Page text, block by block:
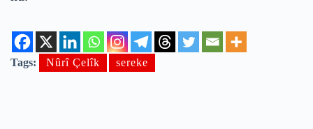
Tags: Nûrî Çelîk sereke